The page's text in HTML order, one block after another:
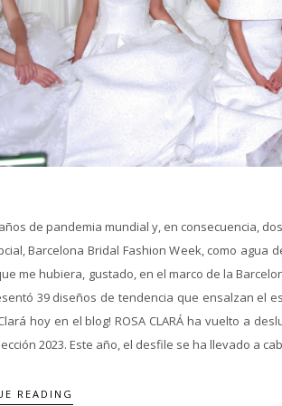
de pandemia mundial y, en consecuencia,
Barcelona Bridal Fashion Week, como
me hubiera, gustado, en el marco de la
39 diseños de tendencia que ensalzan el
hoy en el blog! ROSA CLARÁ ha vuelto a
2023. Este año, el desfile se ha llevado a
READING